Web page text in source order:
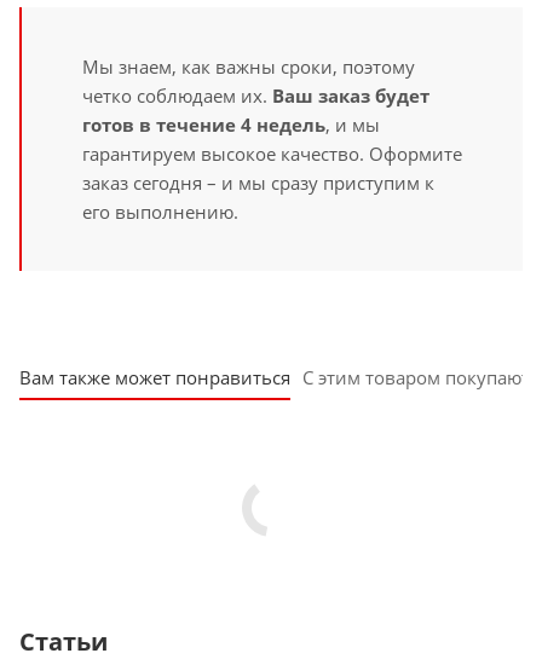
Мы знаем, как важны сроки, поэтому
четко соблюдаем их. Ваш заказ будет
готов в течение 4 недель, и мы
гарантируем высокое качество. Оформите
заказ сегодня – и мы сразу приступим к
его выполнению.
Вам также может понравиться С этим товаром покупают
Статьи